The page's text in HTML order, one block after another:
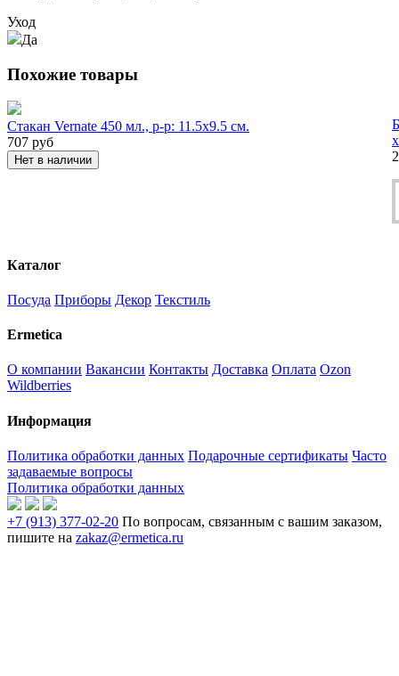
Уход
Да
Похожие товары
Стакан Vernate 450 мл., р-р: 11.5х9.5 см.
707 руб
Нет в наличии
Каталог
Посуда Приборы Декор Текстиль
Ermetica
О компании Вакансии Контакты Доставка Оплата Ozon
Wildberries
Информация
Политика обработки данных Подарочные сертификаты Часто
задаваемые вопросы
Политика обработки данных
+7 (913) 377-02-20 По вопросам, связанным с вашим заказом,
пишите на zakaz@ermetica.ru